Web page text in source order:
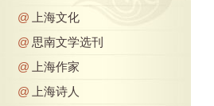
@
上海文化
@ 思南文学选刊
@
上海作家
@
上海诗人